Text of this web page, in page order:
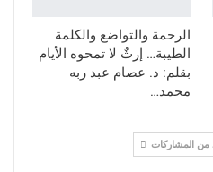
الرحمة والتواضع والكلمة
الطيبة… إرثٌ لا تمحوه الأيام
بقلم: د. عصام عبد ربه
محمد…
من المشاركات